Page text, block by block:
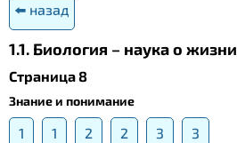
⬅️ назад
1.1. Биология – наука о жизни
Страница 8
Знание и понимание
1 1 2 2 3 3